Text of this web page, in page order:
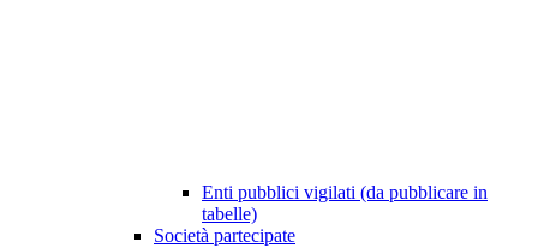
Enti pubblici vigilati (da pubblicare in
tabelle)
Società partecipate